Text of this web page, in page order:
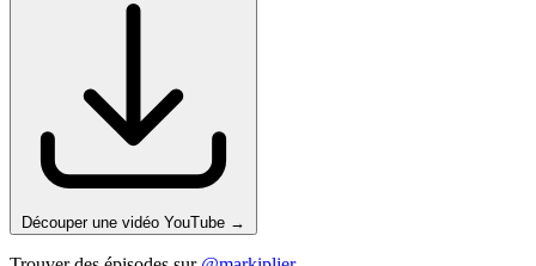
Découper une vidéo YouTube →